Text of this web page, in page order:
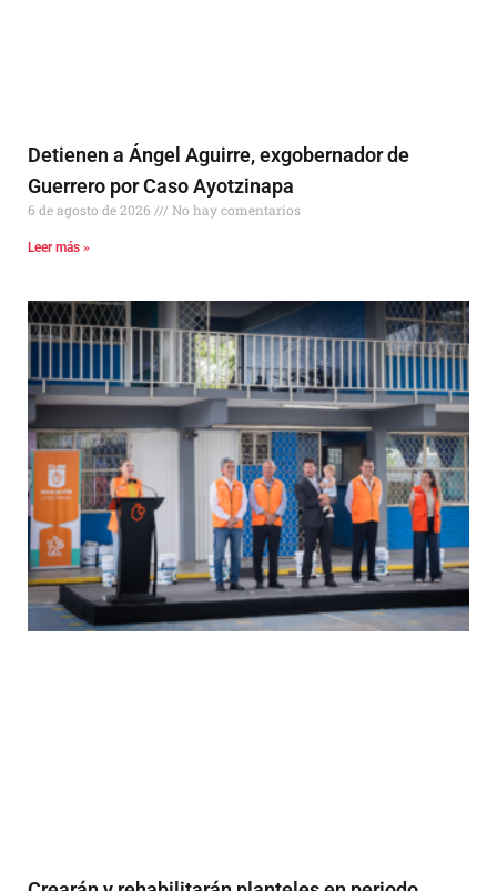
Detienen a Ángel Aguirre, exgobernador de
Guerrero por Caso Ayotzinapa
6 de agosto de 2026 No hay comentarios
Leer más »